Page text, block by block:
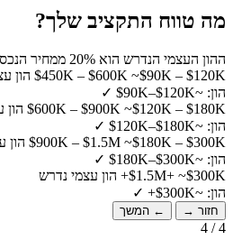
מה טווח התקציב שלך?
ההון העצמי הנדרש הוא 20% ממחיר הנכס
$450K – $600K ~$90K – $120K הון עצמי נדרש
הון: ~$90K–$120K
✓
$600K – $900K ~$120K – $180K הון עצמי נדרש
הון: ~$120K–$180K
✓
$900K – $1.5M ~$180K – $300K הון עצמי נדרש
הון: ~$180K–$300K
✓
$1.5M+ ~$300K+ הון עצמי נדרש
הון: ~$300K+
✓
חזור → ← המשך
4 / 4